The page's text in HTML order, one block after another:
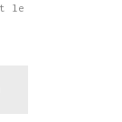
le